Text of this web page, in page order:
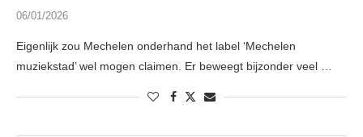
06/01/2026
Eigenlijk zou Mechelen onderhand het label ‘Mechelen
muziekstad’ wel mogen claimen. Er beweegt bijzonder veel …